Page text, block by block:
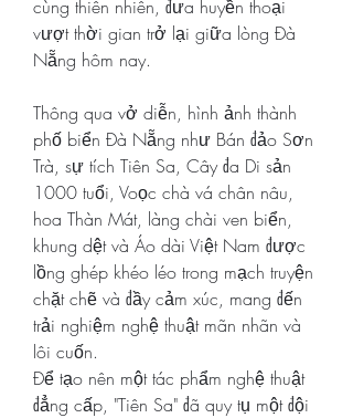
cùng thiên nhiên, đưa huyền thoại
vượt thời gian trở lại giữa lòng Đà
Nẵng hôm nay.
Thông qua vở diễn, hình ảnh thành
phố biển Đà Nẵng như Bán đảo Sơn
Trà, sự tích Tiên Sa, Cây đa Di sản
1000 tuổi, Voọc chà vá chân nâu,
hoa Thàn Mát, làng chài ven biển,
khung dệt và Áo dài Việt Nam được
lồng ghép khéo léo trong mạch truyện
chặt chẽ và đầy cảm xúc, mang đến
trải nghiệm nghệ thuật mãn nhãn và
lôi cuốn.
Để tạo nên một tác phẩm nghệ thuật
đẳng cấp, "Tiên Sa" đã quy tụ một đội